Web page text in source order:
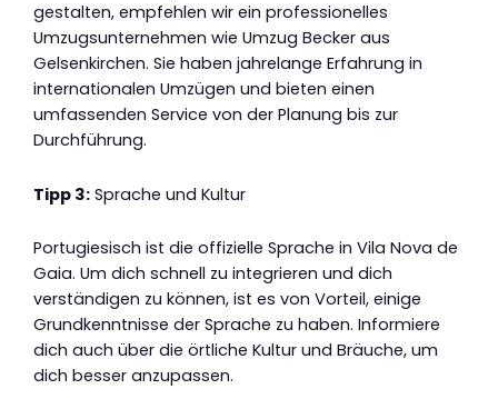
gestalten, empfehlen wir ein professionelles
Umzugsunternehmen wie Umzug Becker aus
Gelsenkirchen. Sie haben jahrelange Erfahrung in
internationalen Umzügen und bieten einen
umfassenden Service von der Planung bis zur
Durchführung.
Tipp 3: Sprache und Kultur
Portugiesisch ist die offizielle Sprache in Vila Nova de
Gaia. Um dich schnell zu integrieren und dich
verständigen zu können, ist es von Vorteil, einige
Grundkenntnisse der Sprache zu haben. Informiere
dich auch über die örtliche Kultur und Bräuche, um
dich besser anzupassen.